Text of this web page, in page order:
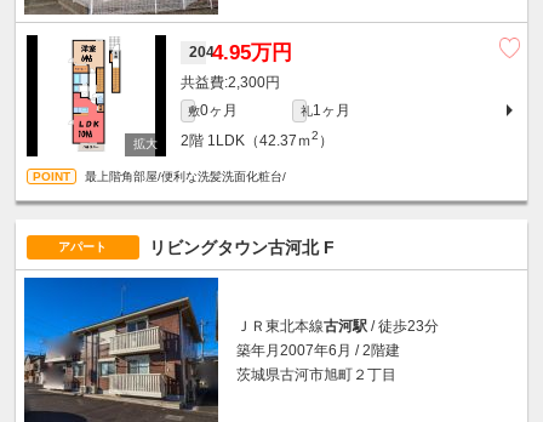
2044.95万円
2,300円
敷0ヶ月 礼1ヶ月
2階 1LDK（42.37ｍ2 ）
最上階角部屋/便利な洗髪洗面化粧台/
アパート リビングタウン古河北 F
ＪＲ東北本線古河駅 / 徒歩23分
築年月2007年6月 / 2階建
茨城県古河市旭町２丁目